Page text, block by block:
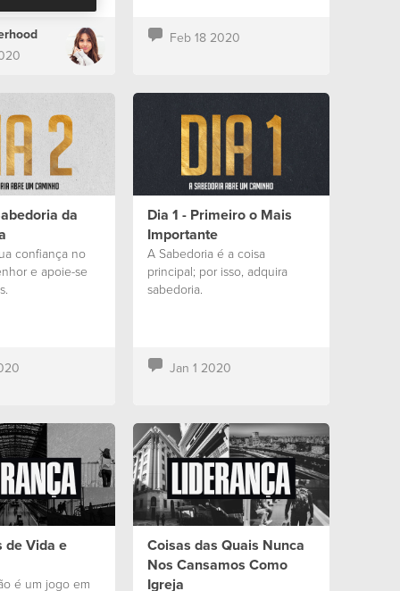
Feb 18 2020
da
confiança no
e apoie-se
Dia 1 - Primeiro o Mais
Importante
A Sabedoria é a coisa
principal; por isso, adquira
sabedoria.
Jan 1 2020
de Vida e
é um jogo em
Coisas das Quais Nunca
Nos Cansamos Como
Igreja